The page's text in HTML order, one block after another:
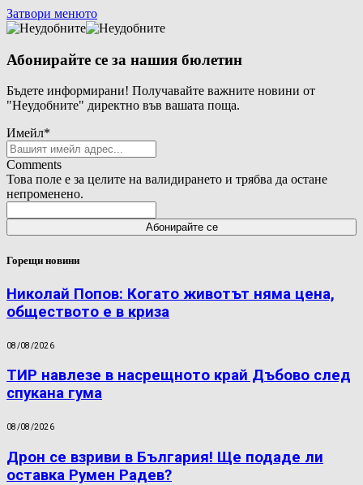
Затвори менюто
Абонирайте се за нашия бюлетин
Бъдете информирани! Получавайте важните новини от
"Неудобните" директно във вашата поща.
Имейл*
Comments
Това поле е за целите на валидирането и трябва да остане
непроменено.
Горещи новини
Николай Попов: Когато животът няма цена,
обществото е в криза
08/08/2026
ТИР навлезе в насрещното край Дъбово след
спукана гума
08/08/2026
Дрон се взриви в България! Ще подаде ли
оставка Румен Радев?